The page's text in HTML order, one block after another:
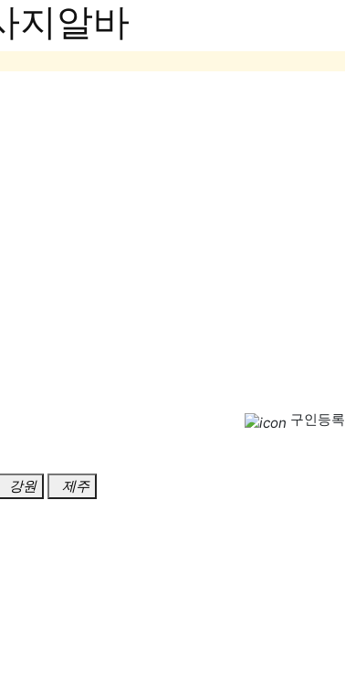
지알바
구인등록
강원 제주